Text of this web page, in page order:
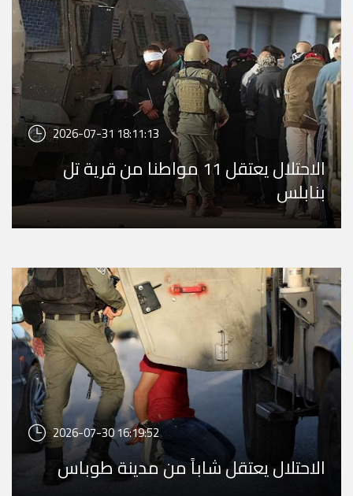
2026-07-31 18:11:13
الاحتلال يعتقل 11 مواطنا من قرية تل
بنابلس
2026-07-30 16:19:52
الاحتلال يعتقل شاباً من مدينة طوباس